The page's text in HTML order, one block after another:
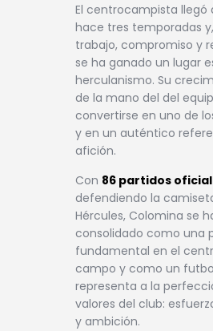
El centrocampista llegó
hace tres temporadas
trabajo, compromiso y
se ha ganado un lugar
herculanismo. Su
de la mano del del
convertirse en uno de
y en un auténtico
afición.
Con 86 partidos
defendiendo la
Hércules, Colomina se
consolidado como una
fundamental en el
campo y como un
representa a la
valores del club:
y ambición.